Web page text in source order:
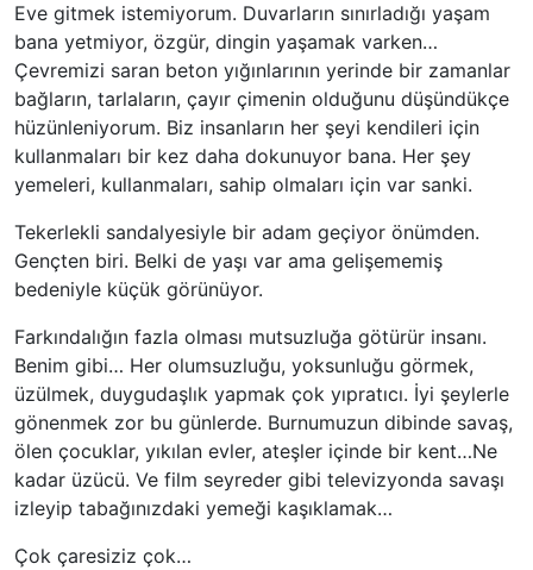
Eve gitmek istemiyorum. Duvarların sınırladığı yaşam
bana yetmiyor, özgür, dingin yaşamak varken…
Çevremizi saran beton yığınlarının yerinde bir zamanlar
bağların, tarlaların, çayır çimenin olduğunu düşündükçe
hüzünleniyorum. Biz insanların her şeyi kendileri için
kullanmaları bir kez daha dokunuyor bana. Her şey
yemeleri, kullanmaları, sahip olmaları için var sanki.
Tekerlekli sandalyesiyle bir adam geçiyor önümden.
Gençten biri. Belki de yaşı var ama gelişememiş
bedeniyle küçük görünüyor.
Farkındalığın fazla olması mutsuzluğa götürür insanı.
Benim gibi… Her olumsuzluğu, yoksunluğu görmek,
üzülmek, duygudaşlık yapmak çok yıpratıcı. İyi şeylerle
gönenmek zor bu günlerde. Burnumuzun dibinde savaş,
ölen çocuklar, yıkılan evler, ateşler içinde bir kent…Ne
kadar üzücü. Ve film seyreder gibi televizyonda savaşı
izleyip tabağınızdaki yemeği kaşıklamak…
Çok çaresiziz çok…